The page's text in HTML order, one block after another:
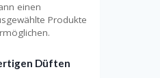
einen
Produkte
Düften